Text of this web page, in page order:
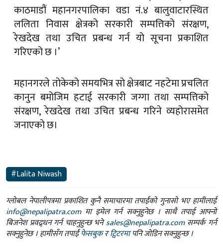
काठमाडौं महानगरपालिका वडा नं.४ बालुवाटारस्थित
ललिता निवास क्षेत्रको सरकारी सम्पत्तिको संरक्षण,
रेखदेख तथा उचित प्रबन्ध गर्न यो सूचना प्रकाशित
गरिएको छ ।’
महानगरले तोकेको समयभित्र सो क्षेत्रबाट नहटेमा प्रचलित
कानुन बमोजिम हटाई सरकारी जग्गा तथा सम्पत्तिको
संरक्षण, रेखदेख तथा उचित प्रबन्ध गरिने व्यहोरासमेत
जनाएकाे छ।
#Lalita Niwash
ग्लोबल नेपालीपत्रमा प्रकाशित कुनै समाचारमा तपाईंको गुनासो भए हामीलाई
info@nepalipatra.comमा इमेल गर्न सक्नुहुनेछ । साथै तपाई आफ्नो
बिजनेश प्रवद्र्धन गर्न चाहनुहुन्छ भनेsales@nepalipatra.comसम्पर्क गर्न
सक्नुहुनेछ । हामीसँग तपाईंफेसबुकरट्विटरमापनि जोडिन सक्नुहुन्छ ।